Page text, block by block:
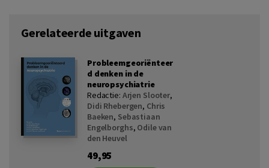
Gerelateerde uitgaven
Probleemgeoriënteer
d denken in de
neuropsychiatrie
Redactie: Arjen Slooter,
Didi Rhebergen, Chris
Baeken, Sebastiaan
Engelborghs, Odile van
den Heuvel
49,95